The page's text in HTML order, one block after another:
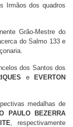
Irmãos dos quadros
Grão-Mestre do
do Salmo 133 e
dos Santos dos
eEVERTON
medalhas de
PAULO BEZERRA
, respectivamente